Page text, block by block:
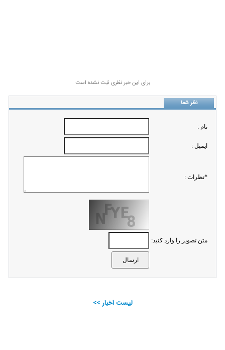
برای این خبر نظری ثبت نشده است
نظر شما
نام :
ايميل :
*نظرات :
متن تصویر را وارد کنید:
لیست اخبار >>